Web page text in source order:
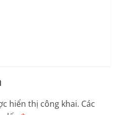
hiển thị công khai. Các